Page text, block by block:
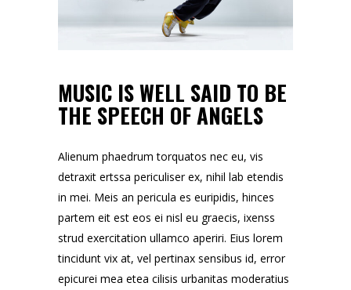
MUSIC IS WELL SAID TO BE
THE SPEECH OF ANGELS
Alienum phaedrum torquatos nec eu, vis
detraxit ertssa periculiser ex, nihil lab etendis
in mei. Meis an pericula es euripidis, hinces
partem eit est eos ei nisl eu graecis, ixenss
strud exercitation ullamco aperiri. Eius lorem
tincidunt vix at, vel pertinax sensibus id, error
epicurei mea etea cilisis urbanitas moderatius